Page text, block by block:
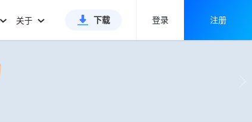
关于 下载 登录 注册